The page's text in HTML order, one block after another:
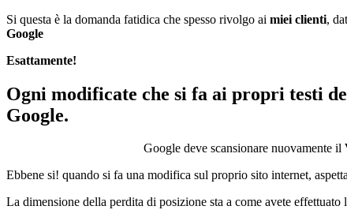
Si questa è la domanda fatidica che spesso rivolgo ai miei clienti,
Google
Esattamente!
Ogni modificate che si fa ai propri testi
Google.
Google deve scansionare nuovamente il
Ebbene si! quando si fa una modifica sul proprio sito internet,
La dimensione della perdita di posizione sta a come avete effettuato